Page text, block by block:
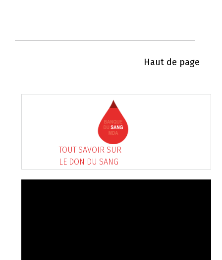
Haut de page
TOUT SAVOIR SUR
LE DON DU SANG